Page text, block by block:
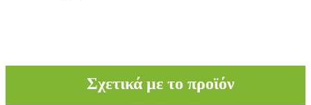
Σχετικά με το προϊόν